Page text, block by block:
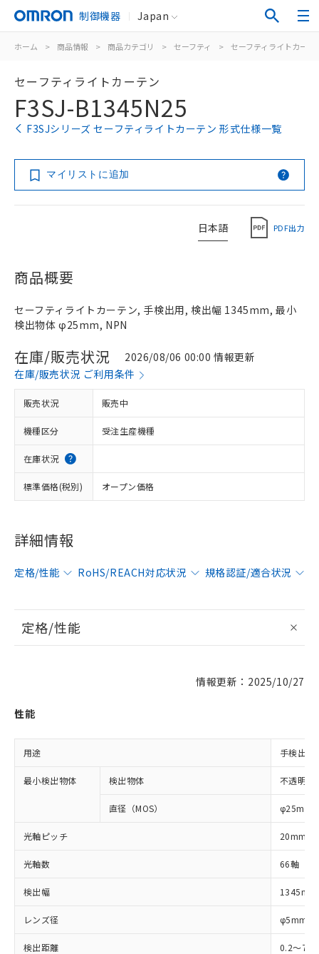
制御機器 Japan
ホーム > 商品情報 > 商品カテゴリ > セーフティ > セーフティライトカー
セーフティライトカーテン
F3SJ-B1345N25
F3SJシリーズ セーフティライトカーテン 形式仕様一覧
マイリストに追加
日本語 PDF出力
商品概要
セーフティライトカーテン, 手検出用, 検出幅 1345mm, 最小
検出物体 φ25mm, NPN
在庫/販売状況
2026/08/06 00:00 情報更新
在庫/販売状況 ご利用条件
販売状況 販売中
機種区分 受注生産機種
在庫状況
標準価格(税別) オープン価格
詳細情報
定格/性能 RoHS/REACH対応状況 規格認証/適合状況
定格/性能
情報更新：2025/10/27
性能
用途 手検出用
最小検出物体 検出物体 不透明体
直径（MOS） φ25mm
光軸ピッチ 20mm
光軸数 66軸
検出幅 1345mm
レンズ径 φ5mm
検出距離 0.2～7m